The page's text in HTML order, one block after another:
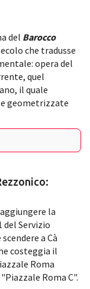
del Barocco
che tradusse
opera del
quel
il quale
geometrizzate
la
del Servizio
a Cà
costeggia il
Roma
Roma C".